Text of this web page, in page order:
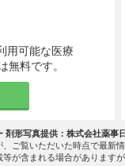
に行うこと。［
傾向の発現又は悪
らわれるおそれが
望ましい。［11.1.1
び悪性リンパ腫に
要性の高い未承認
用可能な医療
無料です。
剤形写真提供：株式会社薬事
ご覧いただいた時点で最新
が含まれる場合があります